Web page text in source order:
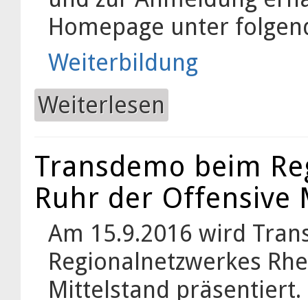
Homepage unter
Weiterbildung
Weiterlesen
Transdemo beim
Ruhr der Offensive
Am 15.9.2016 wird
Regionalnetzwerkes
Mittelstand präsentiert.